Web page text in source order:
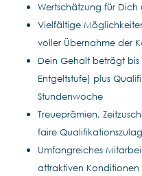
Wertschätzung für
Vielfältige
voller Übernahme der
Dein Gehalt beträgt bis
Entgeltstufe) plus
Stundenwoche
Treueprämien,
faire
Umfangreiches
attraktiven Konditionen